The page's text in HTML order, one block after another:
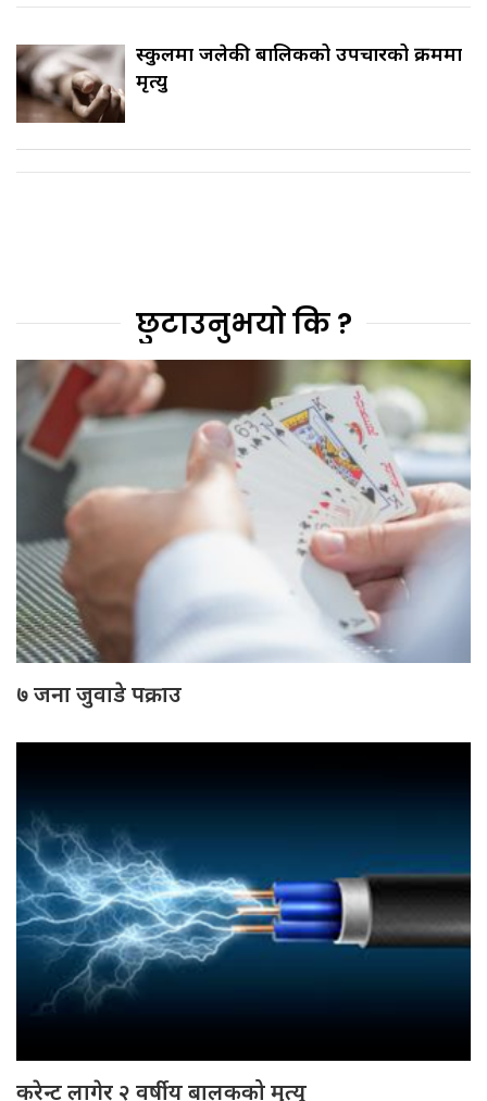
स्कुलमा जलेकी बालिकको उपचारको क्रममा
मृत्यु
छुटाउनुभयो कि ?
७ जना जुवाडे पक्राउ
करेन्ट लागेर २ वर्षीय बालकको मृत्यु